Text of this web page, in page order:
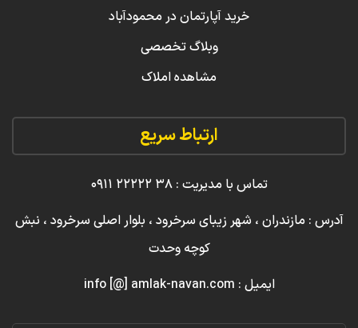
خرید آپارتمان در محمودآباد
وبلاگ تخصصی
مشاهده املاک
ارتباط سریع
تماس با مدیریت : ۳۸ ۲۲۲۲۲ ۰۹۱۱
آدرس : مازندران ، شهر زیبای سرخرود ، بلوار اصلی سرخرود ، نبش
کوچه وحدت
ایمیل : info [@] amlak-navan.com